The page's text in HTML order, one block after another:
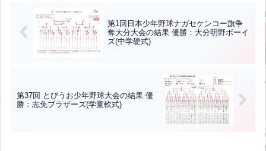
第1回日本少年野球ナガセケンコー旗争
奪大分大会の結果 優勝：大分明野ボーイ
ズ(中学硬式)
第37回 とびうお少年野球大会の結果 優
勝：志免ブラザーズ(学童軟式)